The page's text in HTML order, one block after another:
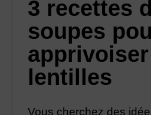
3 recettes
soupes
lentilles
Vous cherchez des